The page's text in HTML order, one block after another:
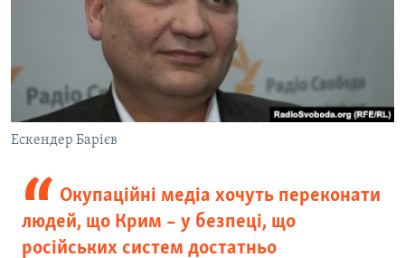
Ескендер Барієв
Окупаційні медіа хочуть переконати
людей, що Крим – у безпеці, що
російських систем достатньо